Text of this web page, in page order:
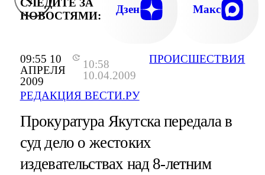
09:55 10
АПРЕЛЯ
2009
10:58
10.04.2009
РЕДАКЦИЯ ВЕСТИ.РУ
ПРОИСШЕСТВИЯ
ТАКЖЕ ОТВЕТСТВЕННОСТИ ЗА
ОБРАЩЕНИЕ С
СЛЕДИТЕ ЗА
НОВОСТЯМИ:
Дзен Макс
Прокуратура Якутска передала в
суд дело о жестоких
издевательствах над 8-летним